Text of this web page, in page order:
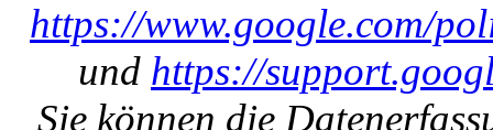
https://www.google.com/
und https://
Sie können die